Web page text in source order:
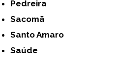
Pedreira
Sacomã
Santo Amaro
Saúde